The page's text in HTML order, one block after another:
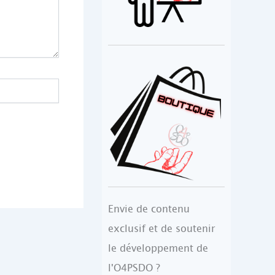
Envie de contenu
exclusif et de soutenir
le développement de
l'O4PSDO ?